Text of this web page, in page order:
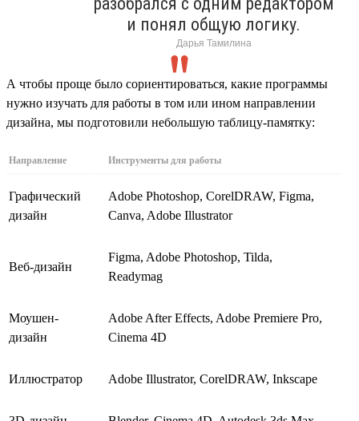
и понял общую логику.
Дарья Тамилина
А чтобы проще было сориентироваться, какие программы
нужно изучать для работы в том или ином направлении
дизайна, мы подготовили небольшую таблицу-памятку:
Направление Инструменты для работы
Графический
дизайн
Adobe Photoshop, CorelDRAW, Figma,
Canva, Adobe Illustrator
Веб-дизайн
Figma, Adobe Photoshop, Tilda,
Readymag
Моушен-
дизайн
Adobe After Effects, Adobe Premiere Pro,
Cinema 4D
Иллюстратор Adobe Illustrator, CorelDRAW, Inkscape